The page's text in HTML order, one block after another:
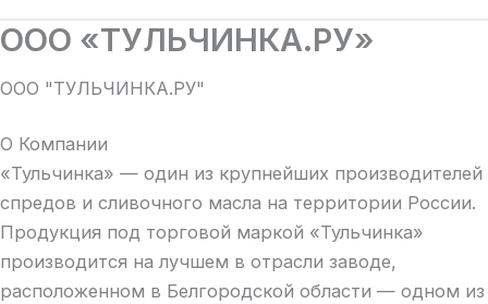
ООО «ТУЛЬЧИНКА.РУ»
ООО "ТУЛЬЧИНКА.РУ"
О Компании
«Тульчинка» — один из крупнейших производителей
спредов и сливочного масла на территории России.
Продукция под торговой маркой «Тульчинка»
производится на лучшем в отрасли заводе,
расположенном в Белгородской области — одном из